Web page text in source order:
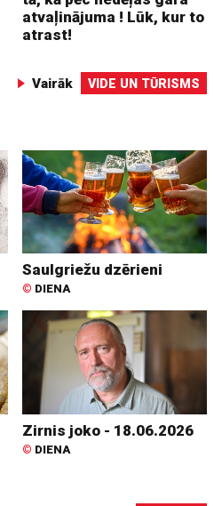
atvaļinājuma ! Lūk, kur to
atrast!
Vairāk VIDE UN TŪRISMS
Saulgriežu dzērieni
© DIENA
Zirnis joko - 18.06.2026
© DIENA